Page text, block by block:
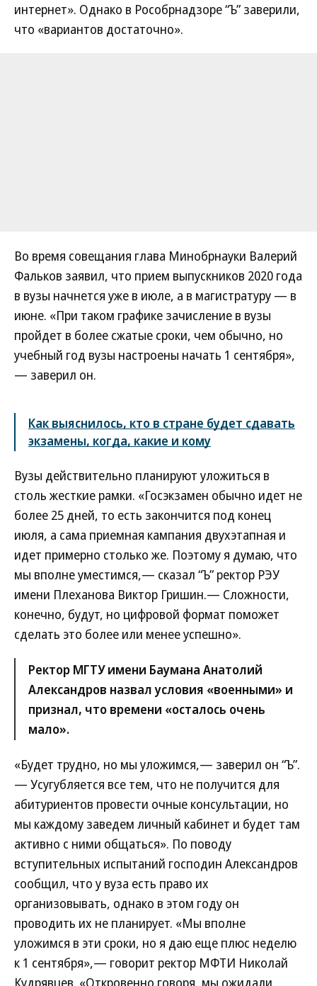
интернет». Однако в Рособрнадзоре “Ъ” заверили,
что «вариантов достаточно».
Во время совещания глава Минобрнауки Валерий
Фальков заявил, что прием выпускников 2020 года
в вузы начнется уже в июле, а в магистратуру — в
июне. «При таком графике зачисление в вузы
пройдет в более сжатые сроки, чем обычно, но
учебный год вузы настроены начать 1 сентября»,
— заверил он.
Как выяснилось, кто в стране будет сдавать
экзамены, когда, какие и кому
Вузы действительно планируют уложиться в
столь жесткие рамки. «Госэкзамен обычно идет не
более 25 дней, то есть закончится под конец
июля, а сама приемная кампания двухэтапная и
идет примерно столько же. Поэтому я думаю, что
мы вполне уместимся,— сказал “Ъ” ректор РЭУ
имени Плеханова Виктор Гришин.— Сложности,
конечно, будут, но цифровой формат поможет
сделать это более или менее успешно».
Ректор МГТУ имени Баумана Анатолий
Александров назвал условия «военными» и
признал, что времени «осталось очень
мало».
«Будет трудно, но мы уложимся,— заверил он “Ъ”.
— Усугубляется все тем, что не получится для
абитуриентов провести очные консультации, но
мы каждому заведем личный кабинет и будет там
активно с ними общаться». По поводу
вступительных испытаний господин Александров
сообщил, что у вуза есть право их
организовывать, однако в этом году он
проводить их не планирует. «Мы вполне
уложимся в эти сроки, но я даю еще плюс неделю
к 1 сентября»,— говорит ректор МФТИ Николай
Кудрявцев. «Откровенно говоря, мы ожидали